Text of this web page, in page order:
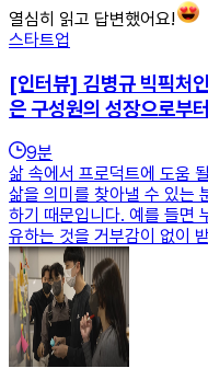
열심히 읽고 답변했어요!
스타트업
[인터뷰] 김병규 빅픽처
은 구성원의 성장으로부
9분
삶 속에서 프로덕트에 도움
삶을 의미를 찾아낼 수 있는
하기 때문입니다. 예를 들면
유하는 것을 거부감이 없이